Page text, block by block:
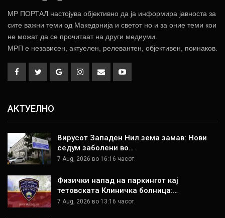
МР ПОРТАЛ настојува објективно да ја информира јавноста за
сите важни теми од Македонија и светот но и за оние теми кои
не можат да се прочитаат на други медиуми.
МРП е независен, актуелен, релевантен, објективен, поинаков.
АКТУЕЛНО
Вирусот Западен Нил зема замав: Нови
седум заболени во…
7 Aug, 2026 во 16:16 часот.
Физички напад на паркингот кај
тетовската Клиничка болница:…
7 Aug, 2026 во 13:16 часот.